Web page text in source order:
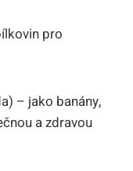
pro
– jako banány,
a zdravou